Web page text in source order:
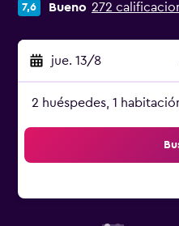
7,6 Bueno 272
jue. 13/8
2 huéspedes, 1